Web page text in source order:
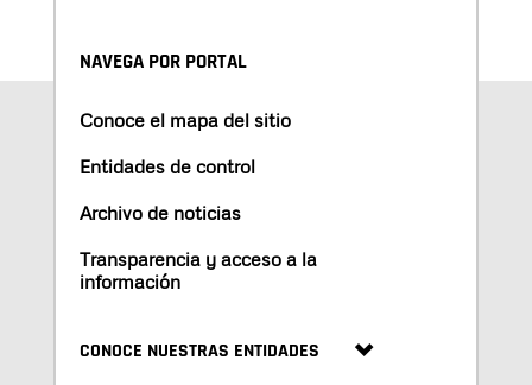
NAVEGA POR PORTAL
Conoce el mapa del sitio
Entidades de control
Archivo de noticias
Transparencia y acceso a la
información
CONOCE NUESTRAS ENTIDADES